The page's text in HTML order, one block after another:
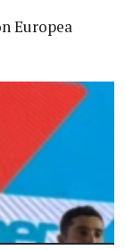
Europea